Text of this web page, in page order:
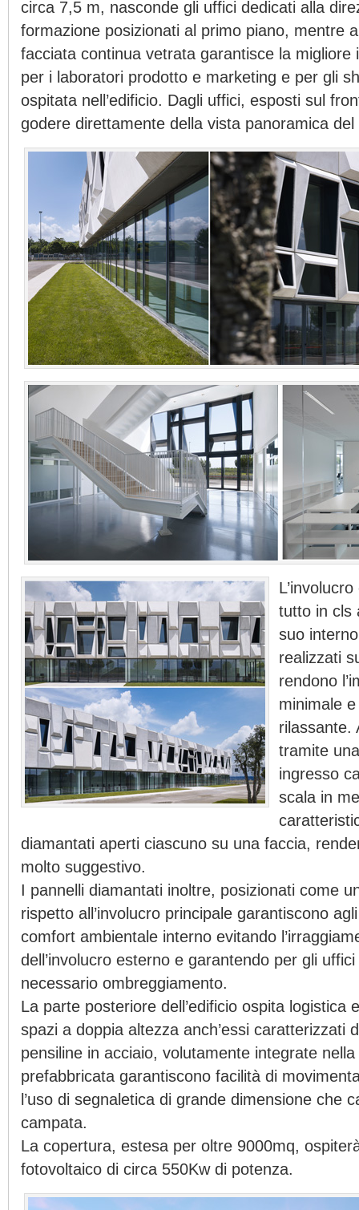
circa 7,5 m, nasconde gli uffici dedicati alla
formazione posizionati al primo piano, mentre
facciata continua vetrata garantisce la migliore
per i laboratori prodotto e marketing e per gli
ospitata nell’edificio. Dagli uffici, esposti sul
godere direttamente della vista panoramica del
tutto in cls
suo
realizzati
rendono
minimale
rilassante.
tramite
ingresso
scala in
diamantati aperti ciascuno su una faccia,
molto suggestivo.
I pannelli diamantati inoltre, posizionati come
rispetto all’involucro principale garantiscono
comfort ambientale interno evitando
dell’involucro esterno e garantendo per gli
necessario ombreggiamento.
La parte posteriore dell’edificio ospita logistica
spazi a doppia altezza anch’essi caratterizzati
pensiline in acciaio, volutamente integrate
prefabbricata garantiscono facilità di
l’uso di segnaletica di grande dimensione che
campata.
La copertura, estesa per oltre 9000mq,
fotovoltaico di circa 550Kw di potenza.